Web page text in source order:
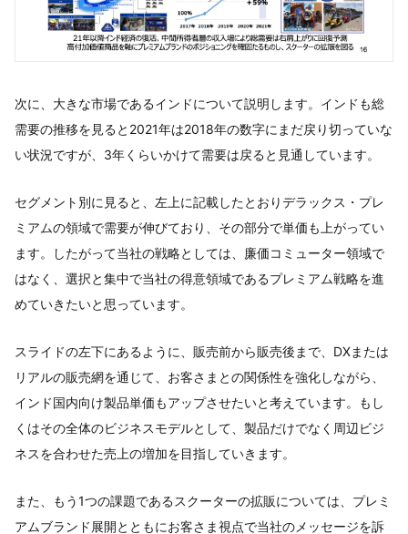
次に、大きな市場であるインドについて説明します。インドも総
需要の推移を見ると2021年は2018年の数字にまだ戻り切っていな
い状況ですが、3年くらいかけて需要は戻ると見通しています。
セグメント別に見ると、左上に記載したとおりデラックス・プレ
ミアムの領域で需要が伸びており、その部分で単価も上がってい
ます。したがって当社の戦略としては、廉価コミューター領域で
はなく、選択と集中で当社の得意領域であるプレミアム戦略を進
めていきたいと思っています。
スライドの左下にあるように、販売前から販売後まで、DXまたは
リアルの販売網を通じて、お客さまとの関係性を強化しながら、
インド国内向け製品単価もアップさせたいと考えています。もし
くはその全体のビジネスモデルとして、製品だけでなく周辺ビジ
ネスを合わせた売上の増加を目指していきます。
また、もう1つの課題であるスクーターの拡販については、プレミ
アムブランド展開とともにお客さま視点で当社のメッセージを訴